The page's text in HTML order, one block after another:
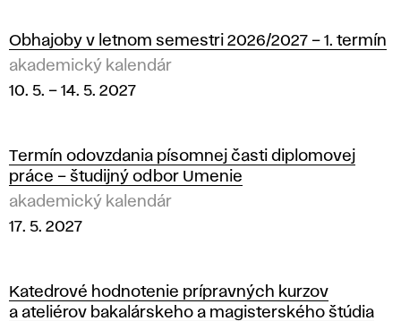
Obhajoby v letnom semestri 2026/2027 – 1. termín
akademický kalendár
10. 5. – 14. 5. 2027
Termín odovzdania písomnej časti diplomovej
práce – študijný odbor Umenie
akademický kalendár
17. 5. 2027
Katedrové hodnotenie prípravných kurzov
a ateliérov bakalárskeho a magisterského štúdia